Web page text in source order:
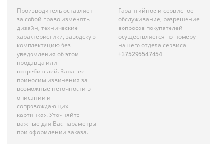
Производитель оставляет
за собой право изменять
дизайн, технические
характеристики, заводскую
комплектацию без
уведомления об этом
продавца или
потребителей. Заранее
приносим извинения за
возможные неточности в
описании и
сопровождающих
картинках. Уточняйте
важные для Вас параметры
при оформлении заказа.
Гарантийное и сервисное
обслуживание, разрешение
вопросов покупателей
осуществляется по номеру
нашего отдела сервиса
+375295547454